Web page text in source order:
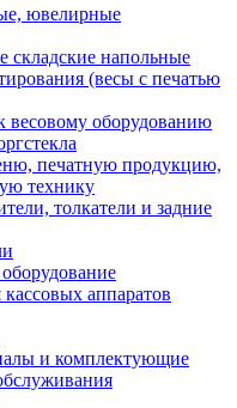
ювелирные
складские напольные
(весы с печатью
оборудованию
печатную продукцию,
технику
толкатели и задние
аппаратов
и комплектующие